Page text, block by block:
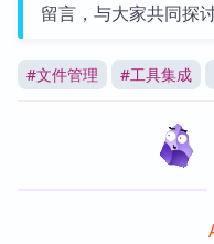
留言，与大家共同探讨
#文件管理 #工具集成